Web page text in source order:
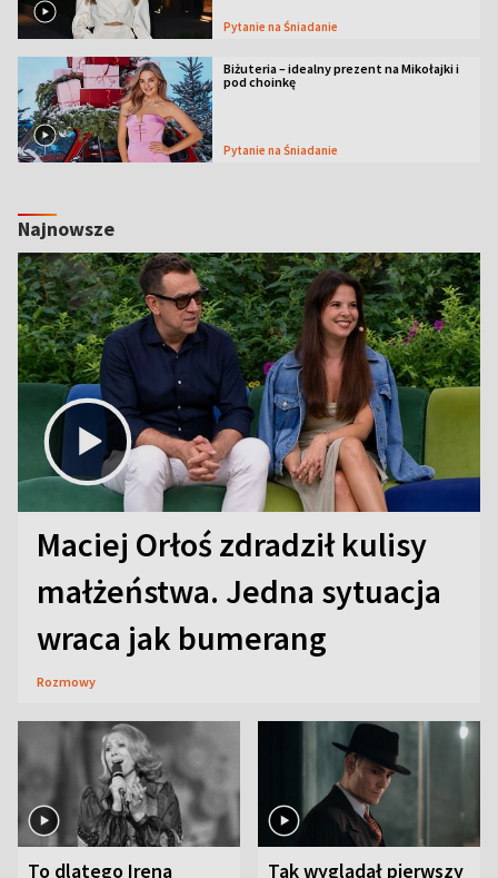
Pytanie na Śniadanie
Biżuteria – idealny prezent na Mikołajki i
pod choinkę
Pytanie na Śniadanie
Najnowsze
Maciej Orłoś zdradził kulisy
małżeństwa. Jedna sytuacja
wraca jak bumerang
Rozmowy
To dlatego Irena Tak wyglądał pierwszy